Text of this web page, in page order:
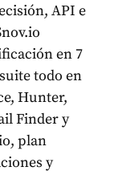
API e
en 7
todo en
Hunter,
Finder y
plan
y